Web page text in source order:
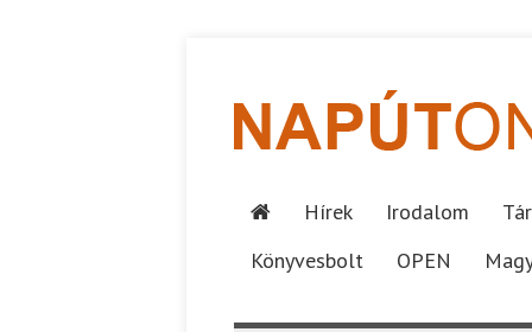
Hírek Irodalom
Könyvesbolt
OPEN